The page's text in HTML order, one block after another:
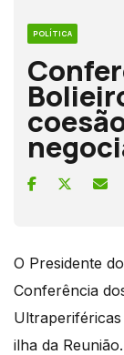
POLÍTICA
O Presidente
Conferência
ilha da Reunião.